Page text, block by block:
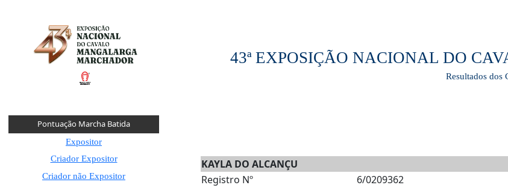
43ª EXPOSIÇÃO NACIONAL DO
Resultados dos
Pontuação Marcha Batida
Expositor
Criador Expositor
Criador não Expositor
KAYLA DO ALCANÇU
Registro Nº
6/0209362